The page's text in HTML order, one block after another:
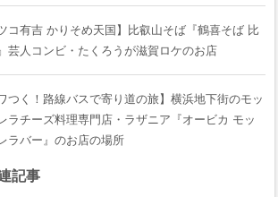
コ有吉 かりそめ天国】比叡山そば『鶴喜そば 比
芸人コンビ・たくろうが滋賀ロケのお店
つく！路線バスで寄り道の旅】横浜地下街のモッ
ラチーズ料理専門店・ラザニア『オービカ モッ
ラバー』のお店の場所
記事